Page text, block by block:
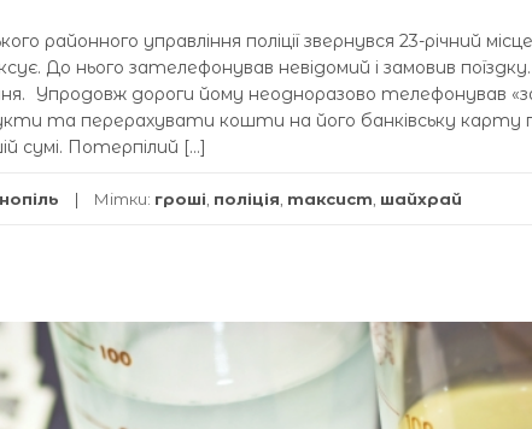
районного управління поліції звернувся 23-річний
До нього зателефонував невідомий і замовив
Упродовж дороги йому неодноразово телефонував
та перерахувати кошти на його банківську карту
сумі. Потерпілий […]
Мітки: гроші поліція таксист шайхрай